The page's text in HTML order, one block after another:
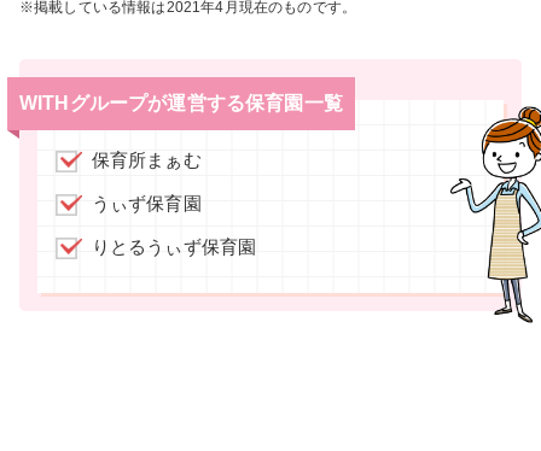
※掲載している情報は2021年4月現在のものです。
WITHグループが運営する保育園一覧
保育所まぁむ
うぃず保育園
りとるうぃず保育園